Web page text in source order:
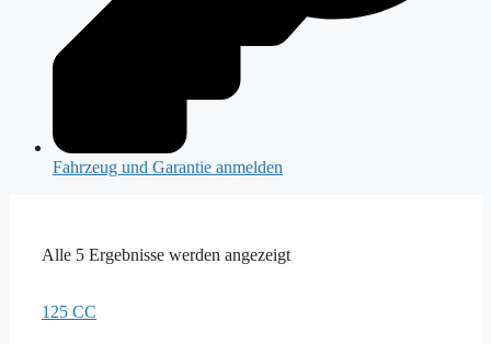
Fahrzeug und Garantie anmelden
Alle 5 Ergebnisse werden angezeigt
125 CC